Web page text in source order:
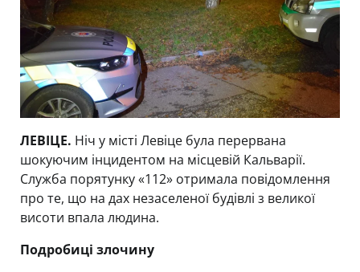
ЛЕВІЦЕ. Ніч у місті Левіце була перервана
шокуючим інцидентом на місцевій Кальварії.
Служба порятунку «112» отримала повідомлення
про те, що на дах незаселеної будівлі з великої
висоти впала людина.
Подробиці злочину